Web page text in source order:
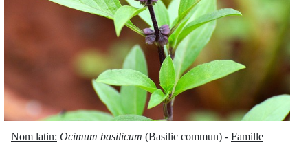
Nom latin: Ocimum basilicum (Basilic commun) - Famille